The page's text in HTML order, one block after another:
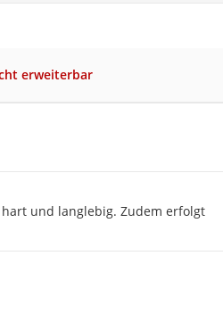
erweiterbar
hart und langlebig. Zudem erfolgt